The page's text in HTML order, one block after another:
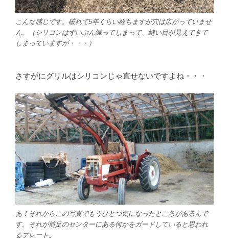
こんな感じです。破れて5年くらい経ちますが穴は広がっていませ
ん。（シリコンはずいぶん減ってしまって、縫い目が見えてきて
しまっていますが・・・）
さすがにグリルはシリコンじゃ直せないですよね・・・
あ！それからこの写真でもうひとつ気になったところがあるんで
す。それが前足のセンターにある何かをガードしていると思われ
るプレート。